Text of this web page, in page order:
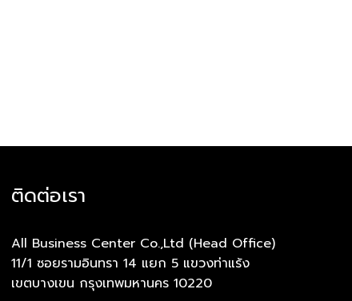
ติดต่อเรา
All Business Center Co.,Ltd (Head Office)
11/1 ซอยรามอินทรา 14 แยก 5 แขวงท่าแร้ง
เขตบางเขน กรุงเทพมหานคร 10220